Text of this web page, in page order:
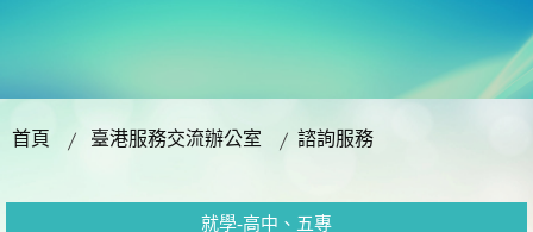
首頁 臺港服務交流辦公室 諮詢服務
就學-高中、五專